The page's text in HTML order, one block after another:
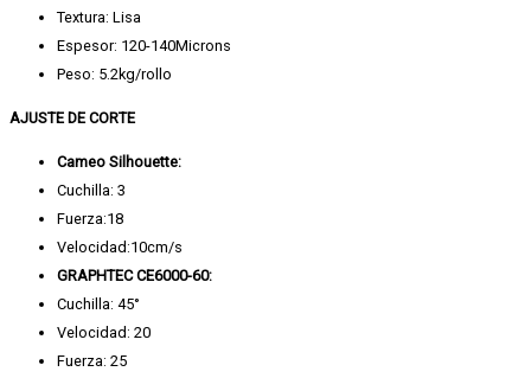
Textura: Lisa
Espesor: 120-140Microns
Peso: 5.2kg/rollo
AJUSTE DE CORTE
Cameo Silhouette:
Cuchilla: 3
Fuerza:18
Velocidad:10cm/s
GRAPHTEC CE6000-60:
Cuchilla: 45°
Velocidad: 20
Fuerza: 25